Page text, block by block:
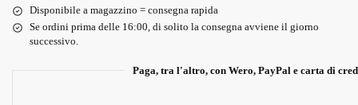
Disponibile a magazzino = consegna rapida
Se ordini prima delle 16:00, di solito la consegna avviene il giorno
successivo.
Paga, tra l'altro, con Wero, PayPal e carta di